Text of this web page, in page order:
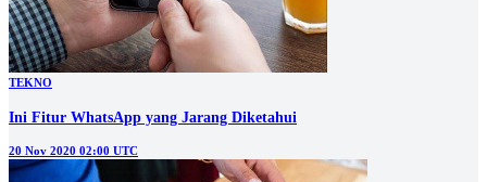
TEKNO
Ini Fitur WhatsApp yang Jarang Diketahui
20 Nov 2020 02:00 UTC